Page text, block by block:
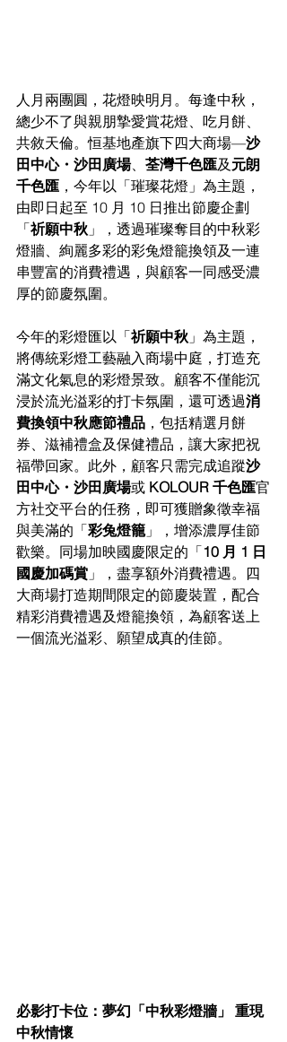
人月兩團圓，花燈映明月。每逢中秋，
總少不了與親朋摯愛賞花燈、吃月餅、
共敘天倫。恒基地產旗下四大商場—沙
田中心・沙田廣場、 荃灣千色匯及 元朗
千色匯 ，今年以「璀璨花燈」為主題，
由即日起至 10 月 10 日推出節慶企劃
「祈願中秋 」，透過璀璨奪目的中秋彩
燈牆、絢麗多彩的彩兔燈籠換領及一連
串豐富的消費禮遇，與顧客一同感受濃
厚的節慶氛圍。
今年的彩燈匯以「祈願中秋 」為主題，
將傳統彩燈工藝融入商場中庭，打造充
滿文化氣息的彩燈景致。顧客不僅能沉
浸於流光溢彩的打卡氛圍，還可透過消
費換領中秋應節禮品 ，包括精選月餅
券、滋補禮盒及保健禮品，讓大家把祝
福帶回家。此外，顧客只需完成追蹤沙
田中心・沙田廣場或 KOLOUR 千色匯官
方社交平台的任務，即可獲贈象徵幸福
與美滿的「彩兔燈籠」，增添濃厚佳節
歡樂。同場加映國慶限定的「10 月 1 日
國慶加碼賞 」，盡享額外消費禮遇。四
大商場打造期間限定的節慶裝置，配合
精彩消費禮遇及燈籠換領，為顧客送上
一個流光溢彩、願望成真的佳節。
必影打卡位：夢幻「中秋彩燈牆」 重現
中秋情懷